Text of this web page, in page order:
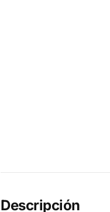
Descripción